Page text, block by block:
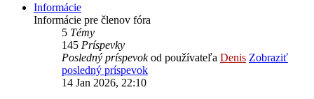
Informácie
Informácie pre členov fóra
5 Témy
145 Príspevky
Posledný príspevokod používateľa Denis Zobraziť
posledný príspevok
14 Jan 2026, 22:10